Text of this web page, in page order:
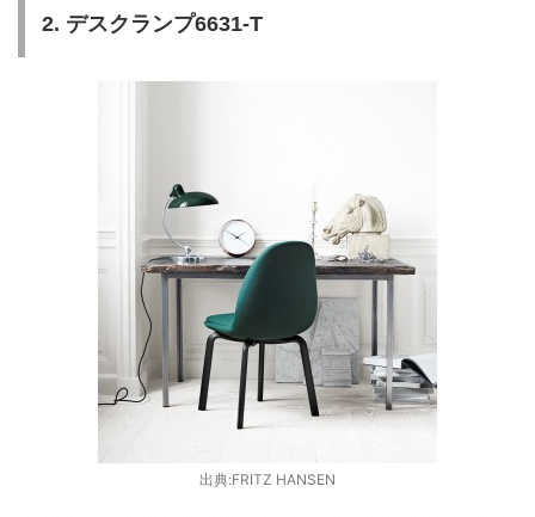
2. デスクランプ6631-T
出典:FRITZ HANSEN